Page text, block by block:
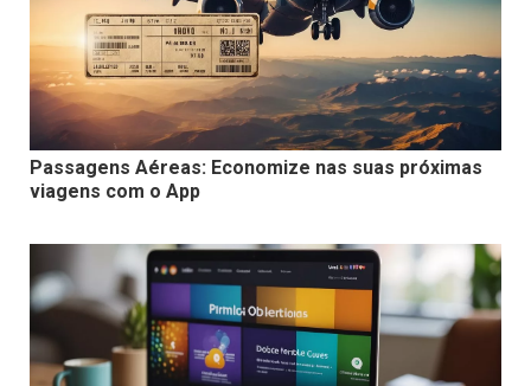
Passagens Aéreas: Economize nas suas próximas
viagens com o App